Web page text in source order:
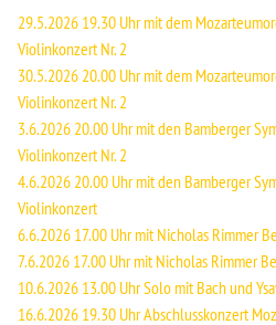
29.5.2026 19.30 Uhr mit dem
Violinkonzert Nr. 2
30.5.2026 20.00 Uhr mit dem
Violinkonzert Nr. 2
3.6.2026 20.00 Uhr mit den Bamberger
Violinkonzert Nr. 2
4.6.2026 20.00 Uhr mit den Bamberger
Violinkonzert
6.6.2026 17.00 Uhr mit Nicholas Rimmer
7.6.2026 17.00 Uhr mit Nicholas Rimmer
10.6.2026 13.00 Uhr Solo mit Bach und
16.6.2026 19.30 Uhr Abschlusskonzert